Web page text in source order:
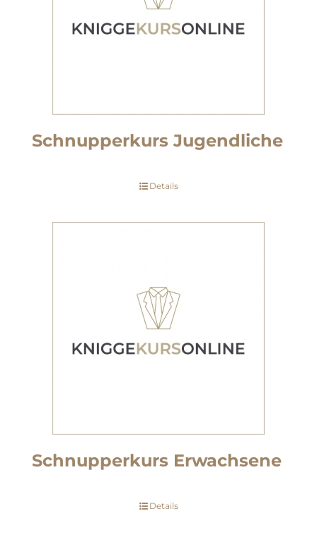
Schnupperkurs Jugendliche
Details
Schnupperkurs Erwachsene
Details